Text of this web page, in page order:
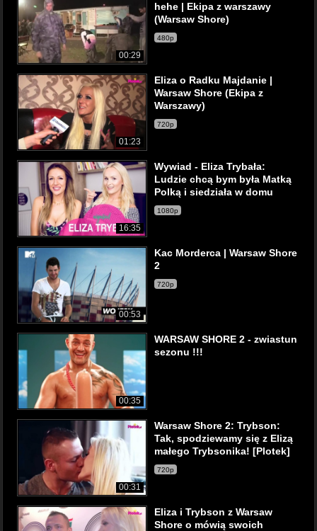
00:29
hehe | Ekipa z warszawy
(Warsaw Shore)
480p
01:23
Eliza o Radku Majdanie |
Warsaw Shore (Ekipa z
Warszawy)
720p
16:35
Wywiad - Eliza Trybała:
Ludzie chcą bym była Matką
Polką i siedziała w domu
1080p
00:53
Kac Morderca | Warsaw Shore
2
720p
00:35
WARSAW SHORE 2 - zwiastun
sezonu !!!
00:31
Warsaw Shore 2: Trybson:
Tak, spodziewamy się z Elizą
małego Trybsonika! [Plotek]
720p
Eliza i Trybson z Warsaw
Shore o mówią swoich